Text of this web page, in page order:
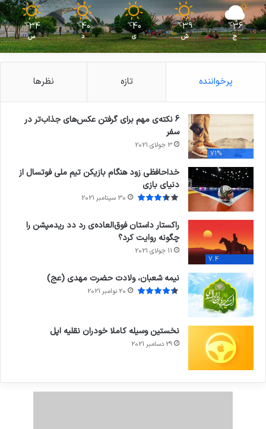
36
℃
ج
39
℃
ش
40
℃
ی
40
℃
د
34
℃
س
پرخواننده تازه نظرها
71%
6 نکته‌ی مهم برای گرفتن عکس‌های جذاب‌تر در
سفر
3 جولای 2021
خداحافظی زود هنگام بازیکن تیم ملی فوتسال از
دنیای بازی
30 سپتامبر 2021
7.4
راکستار داستان فوق‌العاده‌ی رد دد ریدمپشن را
چگونه روایت کرد؟
11 جولای 2021
نیمه شعبان، ولادت حضرت مهدی (عج)
20 نوامبر 2021
نخستین وسیله کاملا خودران نقلیه اپل
29 دسامبر 2021